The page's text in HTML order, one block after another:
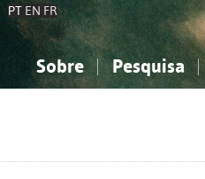
PT EN FR
Sobre Pesquisa